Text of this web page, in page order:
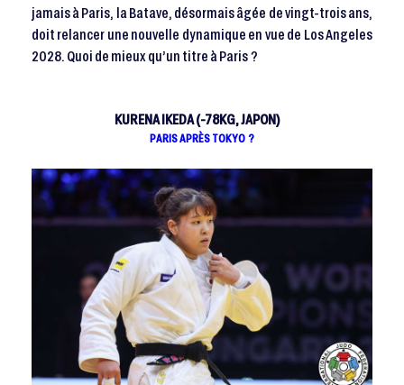
jamais à Paris, la Batave, désormais âgée de vingt-trois ans,
doit relancer une nouvelle dynamique en vue de Los Angeles
2028. Quoi de mieux qu’un titre à Paris ?
KURENA IKEDA (-78KG, JAPON)
PARIS APRÈS TOKYO ?